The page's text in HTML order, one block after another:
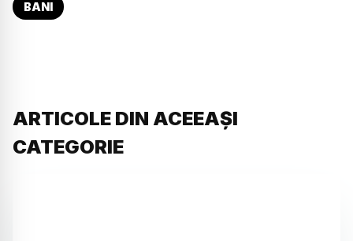
BANI
ARTICOLE DIN ACEEAȘI
CATEGORIE